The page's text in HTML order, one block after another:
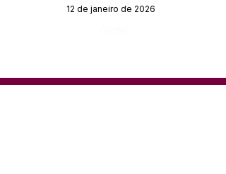
12 de janeiro de 2026